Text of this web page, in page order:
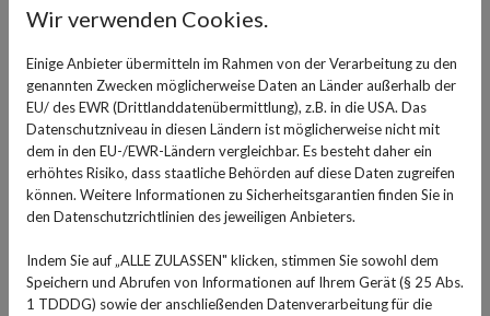
Aufmerksamkeitsdefizit-/Hyperaktivitätssyndrom,
Erwachsenen, die an ADHS leiden, kann mit einer
Psychotherapie, aber auch medikamentös geholfen
werden.
Das bekannteste Medikament, das bei Kindern mit
ADHS eingesetzt wird, ist Ritalin. Es enthält den
Wirkstoff Methylphenidat. Dieser gehört zur Gruppe
von Dopamin und Noradrenalin im Gehirn. Beides sind
Botenstoffe, mit denen die Gehirnzellen miteinander
Wir verwenden Cookies.
Einige Anbieter übermitteln im Rahmen von der Verarbeitung zu den
genannten Zwecken möglicherweise Daten an Länder außerhalb der
EU/ des EWR (Drittlanddatenübermittlung), z.B. in die USA. Das
Datenschutzniveau in diesen Ländern ist möglicherweise nicht mit
dem in den EU-/EWR-Ländern vergleichbar. Es besteht daher ein
erhöhtes Risiko, dass staatliche Behörden auf diese Daten zugreifen
können. Weitere Informationen zu Sicherheitsgarantien finden Sie in
den Datenschutzrichtlinien des jeweiligen Anbieters.
Indem Sie auf „ALLE ZULASSEN" klicken, stimmen Sie sowohl dem
Speichern und Abrufen von Informationen auf Ihrem Gerät (§ 25 Abs.
1 TDDDG) sowie der anschließenden Datenverarbeitung für die